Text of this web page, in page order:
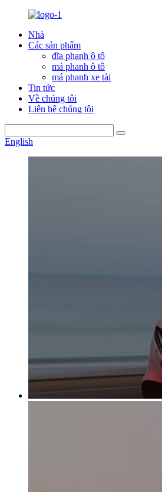
Nhà
Các sản phẩm
đĩa phanh ô tô
má phanh ô tô
má phanh xe tải
Tin tức
Về chúng tôi
Liên hệ chúng tôi
English